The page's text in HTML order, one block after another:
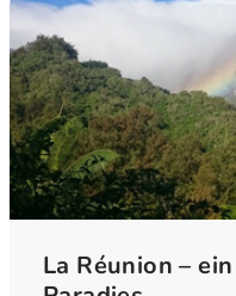
La Réunion –